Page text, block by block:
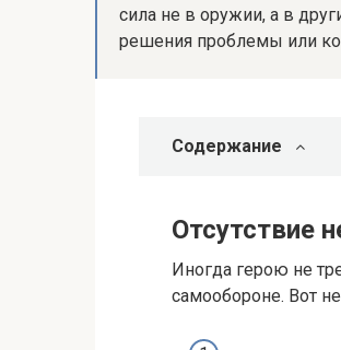
сила не в оружии, а в
решения проблемы или
Содержание
Отсутствие
Иногда герою не
самообороне. Вот